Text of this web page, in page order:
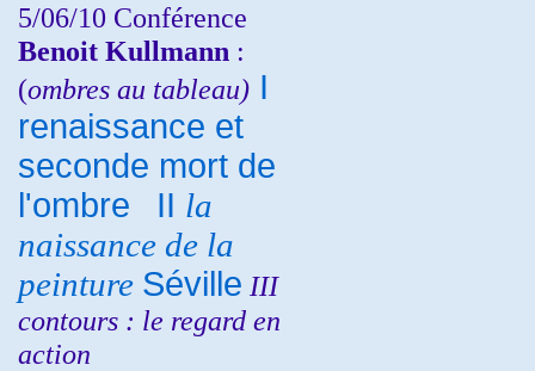
5/06/10 Conférence
Benoit Kullmann :
(ombres au tableau) I
renaissance et
seconde mort de
l'ombre
II la
naissance de la
peinture Séville III
contours : le regard en
action